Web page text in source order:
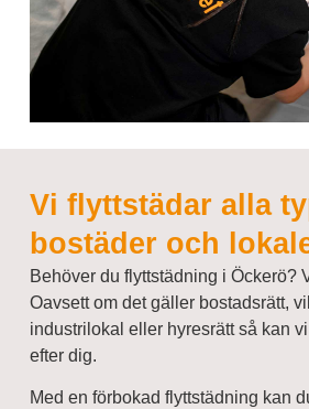
Vi flyttstädar alla
bostäder och
Behöver du flyttstädning i Öckerö?
Oavsett om det gäller bostadsrätt,
industrilokal eller hyresrätt så kan
efter dig.
Med en förbokad flyttstädning kan